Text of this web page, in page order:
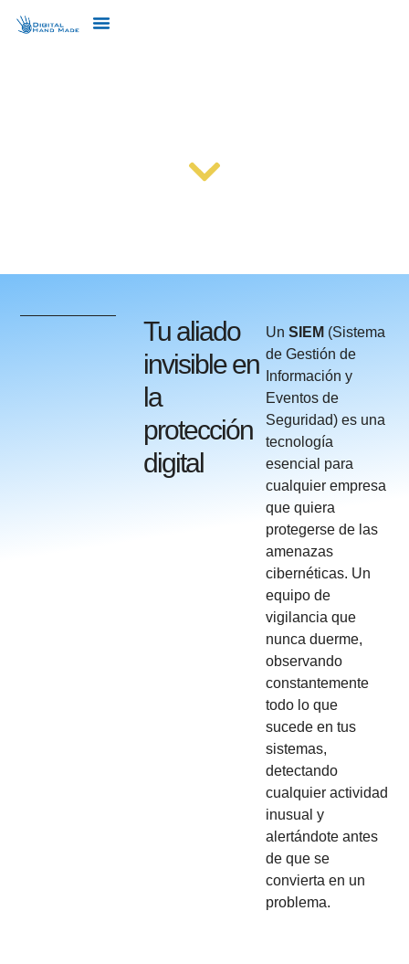
Tu aliado
invisible en
la
protección
digital
UnSIEM (Sistema
de Gestión de
Información y
Eventos de
Seguridad) es una
tecnología
esencial para
cualquier empresa
que quiera
protegerse de las
amenazas
cibernéticas. Un
equipo de
vigilancia que
nunca duerme,
observando
constantemente
todo lo que
sucede en tus
sistemas,
detectando
cualquier actividad
inusual y
alertándote antes
de que se
convierta en un
problema.